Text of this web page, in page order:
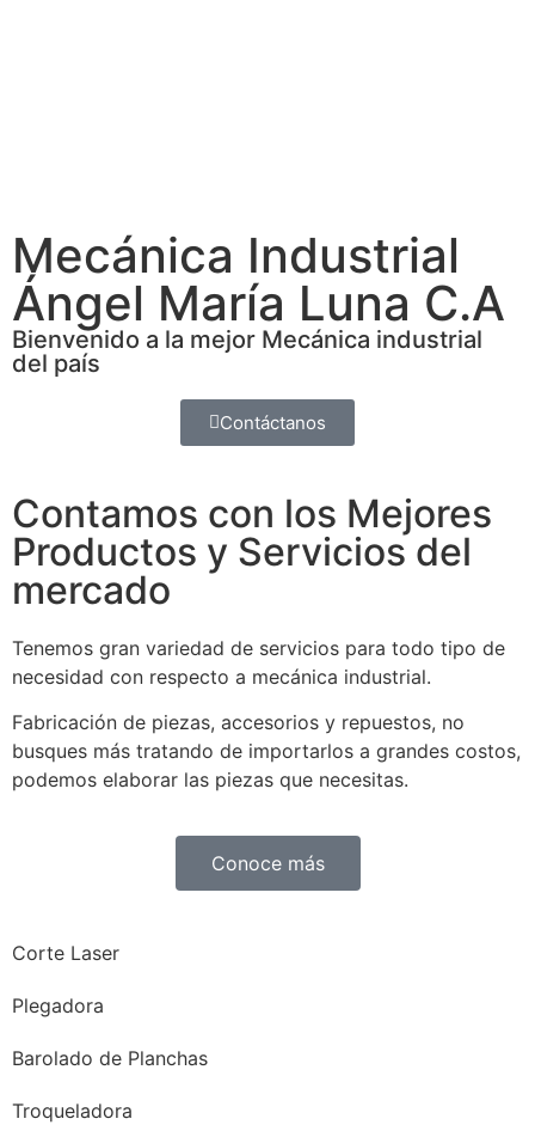
Mecánica Industrial
Ángel María Luna C.A
Bienvenido a la mejor Mecánica industrial
del país
Contáctanos
Contamos con los Mejores
Productos y Servicios del
mercado
Tenemos gran variedad de servicios para todo tipo de
necesidad con respecto a mecánica industrial.
Fabricación de piezas, accesorios y repuestos, no
busques más tratando de importarlos a grandes costos,
podemos elaborar las piezas que necesitas.
Conoce más
Corte Laser
Plegadora
Barolado de Planchas
Troqueladora